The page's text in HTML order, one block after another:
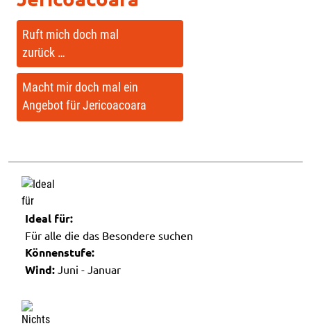
Ruft mich doch mal
zurück …
Macht mir doch mal ein
Angebot für Jericoacoara
Ideal für:
Für alle die das Besondere suchen
Könnenstufe:
Wind: Juni - Januar